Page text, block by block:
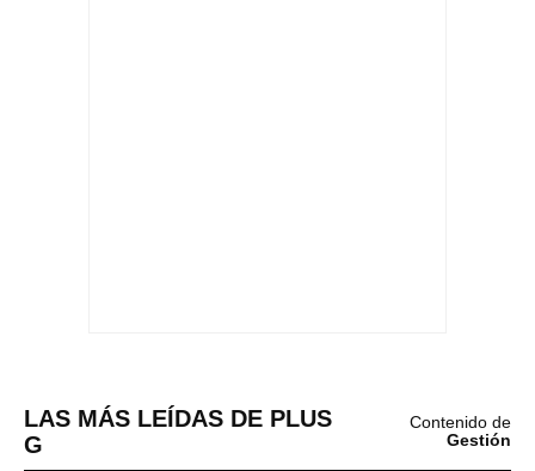
LAS MÁS LEÍDAS DE PLUS
G
Contenido de
Gestión